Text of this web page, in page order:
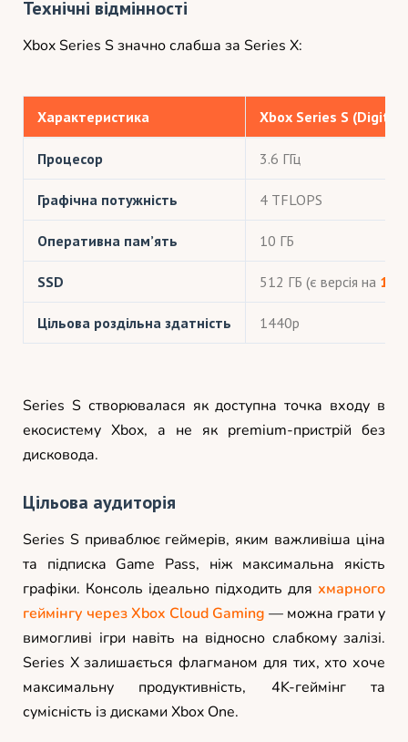
Технічні відмінності
Xbox Series S значно слабша за Series X:
Характеристика Xbox Series S (Digital)
Процесор 3.6 ГГц
Графічна потужність 4 TFLOPS
Оперативна пам’ять 10 ГБ
SSD 512 ГБ (є версія на 1
Цільова роздільна здатність 1440p
Series S створювалася як доступна точка входу в
екосистему Xbox, а не як premium-пристрій без
дисковода.
Цільова аудиторія
Series S приваблює геймерів, яким важливіша ціна
та підписка Game Pass, ніж максимальна якість
графіки. Консоль ідеально підходить для хмарного
геймінгу через Xbox Cloud Gaming — можна грати у
вимогливі ігри навіть на відносно слабкому залізі.
Series X залишається флагманом для тих, хто хоче
максимальну продуктивність, 4K-геймінг та
сумісність із дисками Xbox One.